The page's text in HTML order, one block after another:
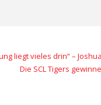
liegt vieles drin“ –
Die SCL Tigers